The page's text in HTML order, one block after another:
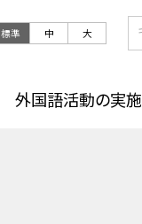
標準 中 大
外国語活動の実